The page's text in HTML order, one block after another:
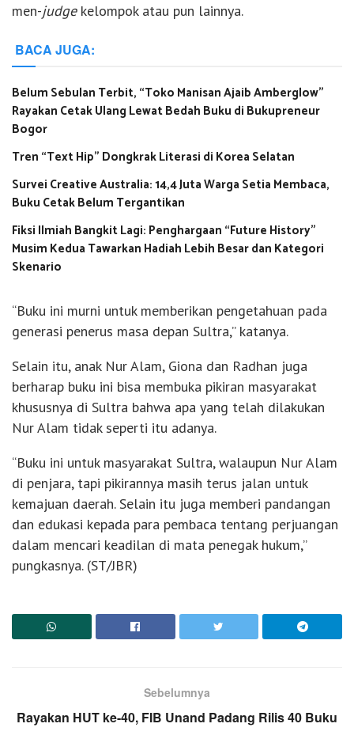
men-judgekelompok atau pun lainnya.
BACA JUGA:
Belum Sebulan Terbit, “Toko Manisan Ajaib Amberglow”
Rayakan Cetak Ulang Lewat Bedah Buku di Bukupreneur
Bogor
Tren “Text Hip” Dongkrak Literasi di Korea Selatan
Survei Creative Australia: 14,4 Juta Warga Setia Membaca,
Buku Cetak Belum Tergantikan
Fiksi Ilmiah Bangkit Lagi: Penghargaan “Future History”
Musim Kedua Tawarkan Hadiah Lebih Besar dan Kategori
Skenario
“Buku ini murni untuk memberikan pengetahuan pada
generasi penerus masa depan Sultra,” katanya.
Selain itu, anak Nur Alam, Giona dan Radhan juga
berharap buku ini bisa membuka pikiran masyarakat
khususnya di Sultra bahwa apa yang telah dilakukan
Nur Alam tidak seperti itu adanya.
“Buku ini untuk masyarakat Sultra, walaupun Nur Alam
di penjara, tapi pikirannya masih terus jalan untuk
kemajuan daerah. Selain itu juga memberi pandangan
dan edukasi kepada para pembaca tentang perjuangan
dalam mencari keadilan di mata penegak hukum,”
pungkasnya. (ST/JBR)
Sebelumnya
Rayakan HUT ke-40, FIB Unand Padang Rilis 40 Buku